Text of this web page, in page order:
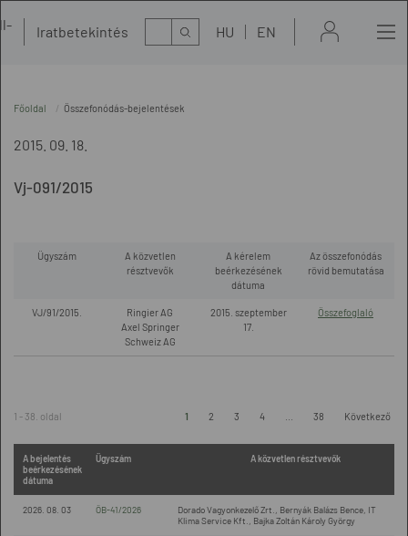
Iratbetekintés Kereső HU EN
Főoldal Összefonódás-bejelentések
2015. 09. 18.
Vj-091/2015
Ügyszám
A közvetlen
résztvevők
A kérelem
beérkezésének
dátuma
Az összefonódás
rövid bemutatása
VJ/91/2015.
Ringier AG
Axel Springer
Schweiz AG
2015. szeptember
17.
Összefoglaló
1 - 38. oldal 1 2 3 4 38 Következő
A bejelentés
beérkezésének
dátuma
Ügyszám A közvetlen résztvevők
2026. 08. 03 ÖB-41/2026
Dorado Vagyonkezelő Zrt., Bernyák Balázs Bence, IT
Klima Service Kft., Bajka Zoltán Károly György